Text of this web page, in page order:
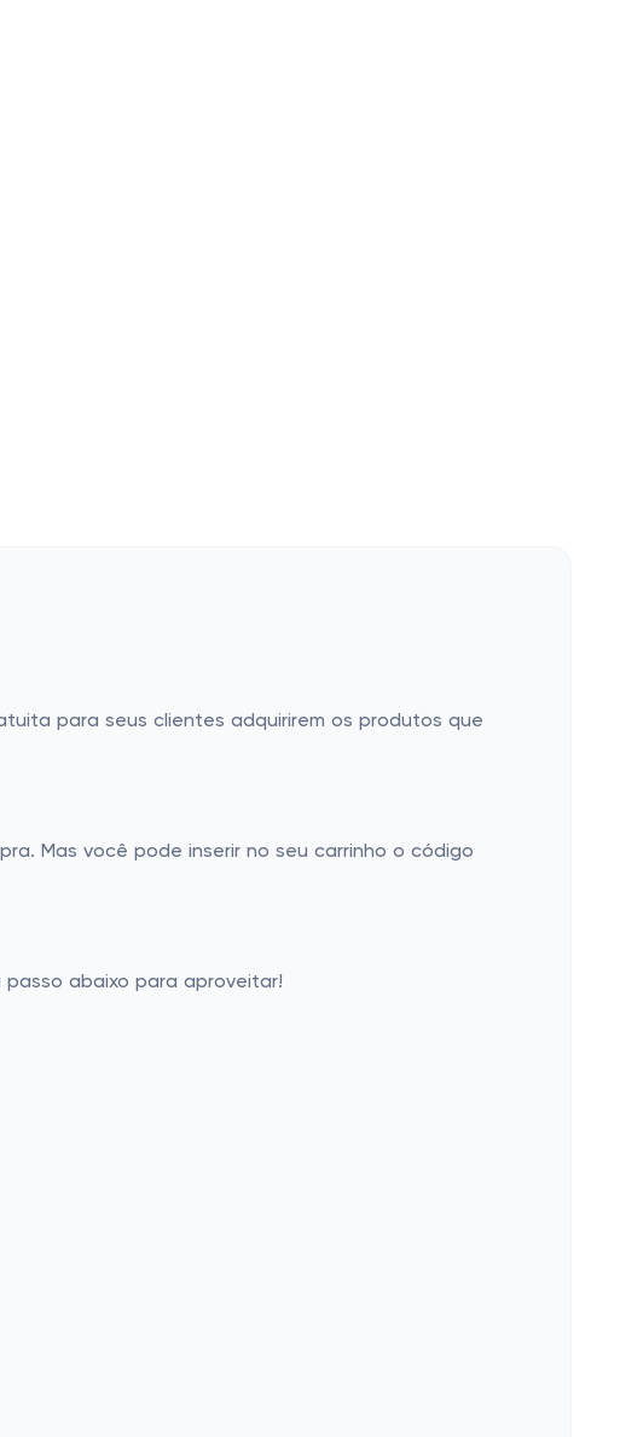
para seus clientes adquirirem os produtos que
Mas você pode inserir no seu carrinho o código
abaixo para aproveitar!